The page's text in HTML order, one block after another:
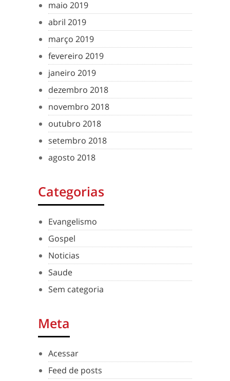
maio 2019
abril 2019
março 2019
fevereiro 2019
janeiro 2019
dezembro 2018
novembro 2018
outubro 2018
setembro 2018
agosto 2018
Categorias
Evangelismo
Gospel
Noticias
Saude
Sem categoria
Meta
Acessar
Feed de posts